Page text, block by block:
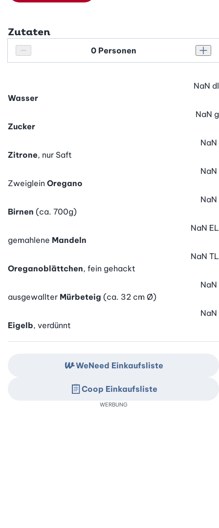
Zutaten
Personenanzahl verringern
Personenanzahl
Wasser
NaN dl
Zucker
NaN g
Zitrone, nur Saft
NaN
Zweiglein Oregano
NaN
Birnen (ca. 700g)
NaN
gemahlene Mandeln
NaN EL
Oreganoblättchen, fein gehackt
NaN TL
ausgewallter Mürbeteig (ca. 32 cm Ø)
NaN
Eigelb, verdünnt
NaN
WeNeed Einkaufsliste
Coop Einkaufsliste
WERBUNG